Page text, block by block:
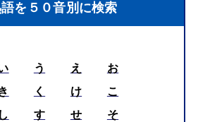
語を５０音別に検索
う え
お
く け
こ
し す せ
そ